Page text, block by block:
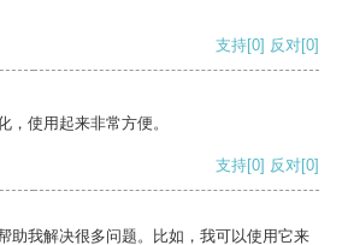
支持[0] 反对[0]
，使用起来非常方便。
支持[0] 反对[0]
助我解决很多问题。比如，我可以使用它来